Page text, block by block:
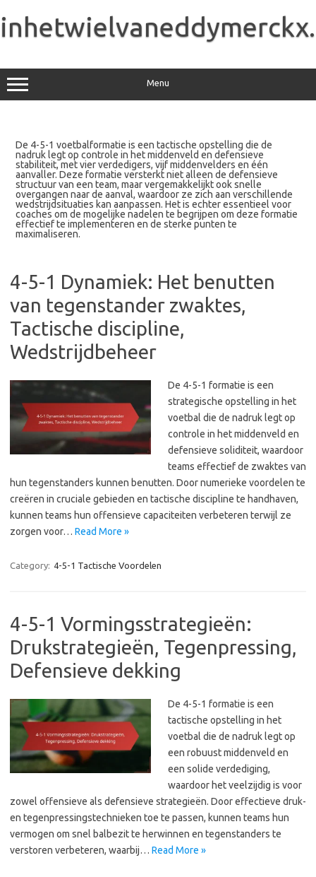
content
Menu
De 4-5-1 voetbalformatie is een tactische opstelling die de
nadruk legt op controle in het middenveld en defensieve
stabiliteit, met vier verdedigers, vijf middenvelders en één
aanvaller. Deze formatie versterkt niet alleen de defensieve
structuur van een team, maar vergemakkelijkt ook snelle
overgangen naar de aanval, waardoor ze zich aan verschillende
wedstrijdsituaties kan aanpassen. Het is echter essentieel voor
coaches om de mogelijke nadelen te begrijpen om deze formatie
effectief te implementeren en de sterke punten te
maximaliseren.
4-5-1 Dynamiek: Het benutten
van tegenstander zwaktes,
Tactische discipline,
Wedstrijdbeheer
De 4-5-1 formatie is een
strategische opstelling in het
voetbal die de nadruk legt op
controle in het middenveld en
defensieve soliditeit, waardoor
teams effectief de zwaktes van
hun tegenstanders kunnen benutten. Door numerieke voordelen te
creëren in cruciale gebieden en tactische discipline te handhaven,
kunnen teams hun offensieve capaciteiten verbeteren terwijl ze
zorgen voor… Read More »
Category: 4-5-1 Tactische Voordelen
4-5-1 Vormingsstrategieën:
Drukstrategieën, Tegenpressing,
Defensieve dekking
De 4-5-1 formatie is een
tactische opstelling in het
voetbal die de nadruk legt op
een robuust middenveld en
een solide verdediging,
waardoor het veelzijdig is voor
zowel offensieve als defensieve strategieën. Door effectieve druk-
en tegenpressingstechnieken toe te passen, kunnen teams hun
vermogen om snel balbezit te herwinnen en tegenstanders te
verstoren verbeteren, waarbij… Read More »